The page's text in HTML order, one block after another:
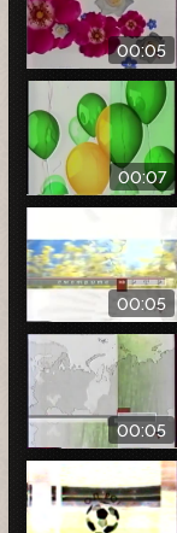
00:05
00:07
00:05
00:05